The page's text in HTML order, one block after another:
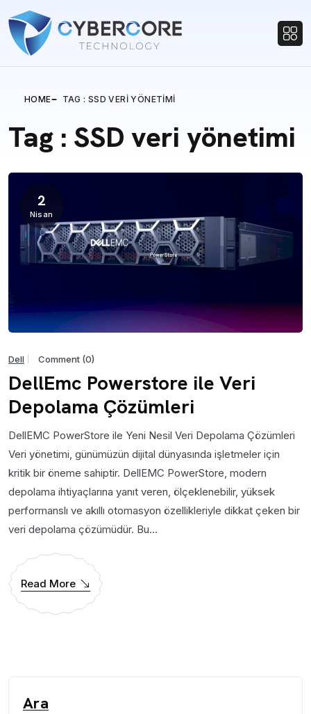
HOME TAG : SSD VERI YÖNETIMI
Tag : SSD veri yönetimi
2
Nisan
Dell Comment (0)
DellEmc Powerstore ile Veri
Depolama Çözümleri
DellEMC PowerStore ile Yeni Nesil Veri Depolama Çözümleri
Veri yönetimi, günümüzün dijital dünyasında işletmeler için
kritik bir öneme sahiptir. DellEMC PowerStore, modern
depolama ihtiyaçlarına yanıt veren, ölçeklenebilir, yüksek
performanslı ve akıllı otomasyon özellikleriyle dikkat çeken bir
veri depolama çözümüdür. Bu...
Read More
Ara